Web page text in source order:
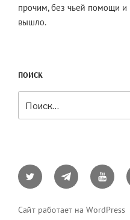
прочим, без чьей помощи и
вышло.
ПОИСК
Twitter TelegramYouTube
Сайт работает на WordPress